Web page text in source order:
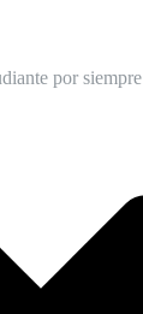
por siempre